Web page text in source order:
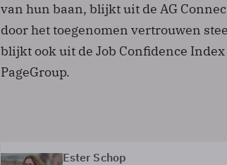
van hun baan, blijkt uit de AG
door het toegenomen vertrouwen
blijkt ook uit de Job Confidence
PageGroup.
Ester Schop